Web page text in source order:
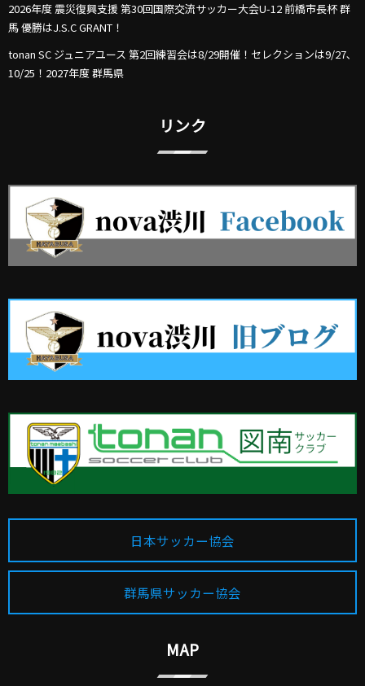
2026年度 震災復興支援 第30回国際交流サッカー大会U-12 前橋市長杯 群
馬 優勝はJ.S.C GRANT！
tonan SC ジュニアユース 第2回練習会は8/29開催！セレクションは9/27､
10/25！2027年度 群馬県
リンク
日本サッカー協会
群馬県サッカー協会
MAP